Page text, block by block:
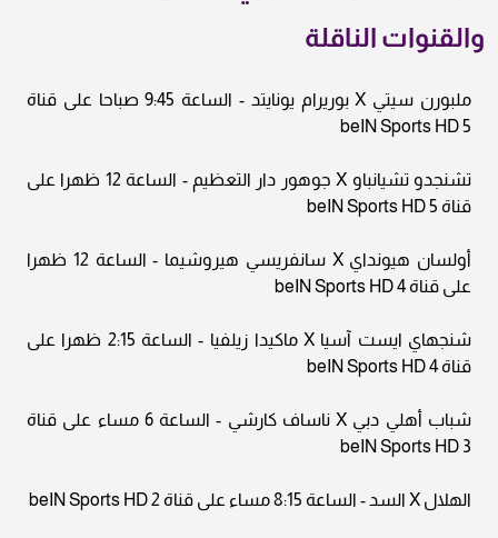
والقنوات الناقلة
ملبورن سيتي X بوريرام يونايتد - الساعة 9:45 صباحا على قناة
beIN Sports HD 5
تشنجدو تشيانباو X جوهور دار التعظيم - الساعة 12 ظهرا على
قناة beIN Sports HD 5
أولسان هيونداي X سانفريسي هيروشيما - الساعة 12 ظهرا
على قناة beIN Sports HD 4
شنجهاي ايست آسيا X ماكيدا زيلفيا - الساعة 2:15 ظهرا على
قناة beIN Sports HD 4
شباب أهلي دبي X ناساف كارشي - الساعة 6 مساء على قناة
beIN Sports HD 3
الهلال X السد - الساعة 8:15 مساء على قناة beIN Sports HD 2